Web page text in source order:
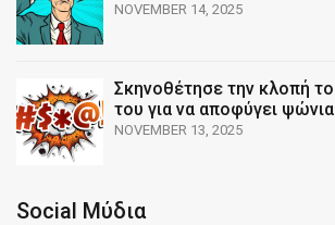
NOVEMBER 14, 2025
Σκηνοθέτησε την κλοπή
του για να αποφύγει
NOVEMBER 13, 2025
Social Μύδια